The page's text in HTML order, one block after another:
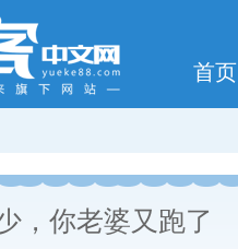
首页
，你老婆又跑了